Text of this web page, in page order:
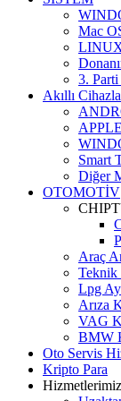
Mac
3. Parti
Akıllı
Smart
Diğer
OTOMOTİV
Araç
Lpg
Arıza
VAG
BMW
Oto Servis
Kripto Para
Hizmetlerimiz